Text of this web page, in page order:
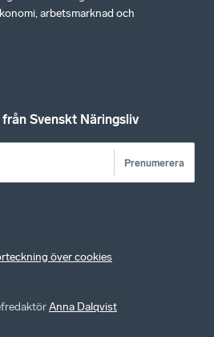
arbetsmarknad och
Svenskt Näringsliv
Prenumerera
över cookies
Anna Dalqvist